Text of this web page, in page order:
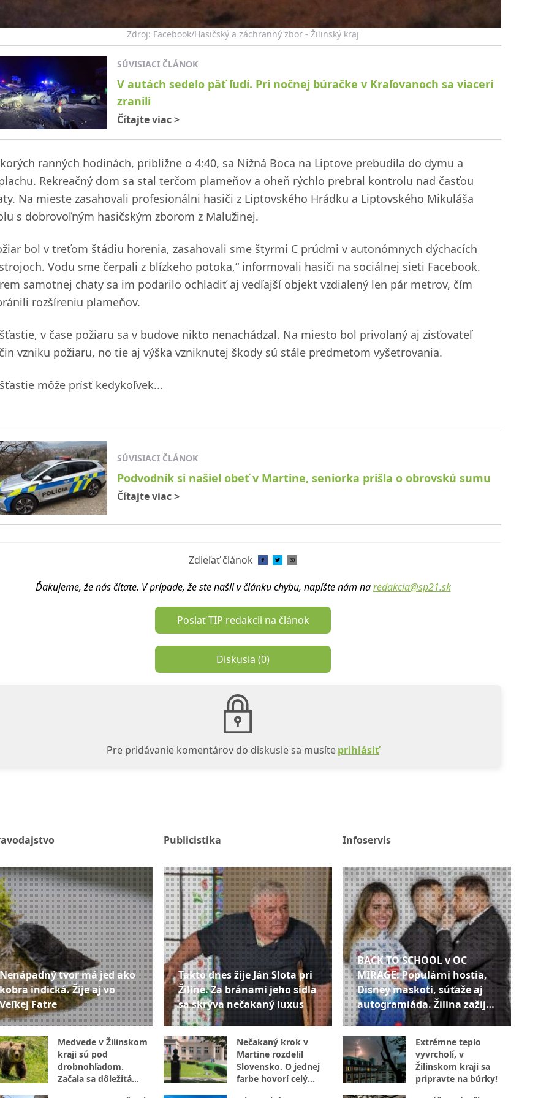
Zdroj: Facebook/Hasičský a záchranný zbor - Žilinský kraj
SÚVISIACI ČLÁNOK
V autách sedelo päť ľudí. Pri nočnej búračke v Kraľovanoch sa viacerí
zranili
Čítajte viac>
ranných hodinách, približne o 4:40, sa Nižná Boca na Liptove prebudila do dymu a
Rekreačný dom sa stal terčom plameňov a oheň rýchlo prebral kontrolu nad časťou
Na mieste zasahovali profesionálni hasiči z Liptovského Hrádku a Liptovského Mikuláša
s dobrovoľným hasičským zborom z Malužinej.
bol v treťom štádiu horenia, zasahovali sme štyrmi C prúdmi v autonómnych dýchacích
Vodu sme čerpali z blízkeho potoka,“ informovali hasiči na sociálnej sieti Facebook.
samotnej chaty sa im podarilo ochladiť aj vedľajší objekt vzdialený len pár metrov, čím
rozšíreniu plameňov.
v čase požiaru sa v budove nikto nenachádzal. Na miesto bol privolaný aj zisťovateľ
vzniku požiaru, no tie aj výška vzniknutej škody sú stále predmetom vyšetrovania.
môže prísť kedykoľvek...
SÚVISIACI ČLÁNOK
Podvodník si našiel obeť v Martine, seniorka prišla o obrovskú sumu
Čítajte viac>
Zdieľať článok
Ďakujeme, že nás čítate. V prípade, že ste našli v článku chybu, napíšte nám na redakcia@sp21.sk
Poslať TIP redakcii na článok
Diskusia (0)
Pre pridávanie komentárov do diskusie sa musíteprihlásiť
Nenápadný tvor má jed ako
kobra indická. Žije aj vo
Veľkej Fatre
Medvede v Žilinskom
kraji sú pod
drobnohľadom.
Začala sa dôležitá
Publicistika
Takto dnes žije Ján Slota pri
Žiline. Za bránami jeho sídla
sa skrýva nečakaný luxus
Nečakaný krok v
Martine rozdelil
Slovensko. O jednej
farbe hovorí celý
Infoservis
BACK TO SCHOOL v OC
MIRAGE: Populárni hostia,
Disney maskoti, súťaže aj
autogramiáda. Žilina zažije
popoludnie plné zábavy
Extrémne teplo
vyvrcholí, v
Žilinskom kraji sa
pripravte na búrky!